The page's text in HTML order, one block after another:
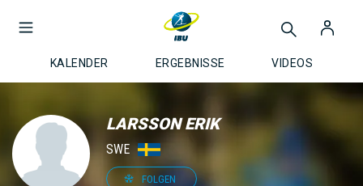
KALENDER ERGEBNISSE VIDEOS
LARSSON ERIK
SWE
FOLGEN